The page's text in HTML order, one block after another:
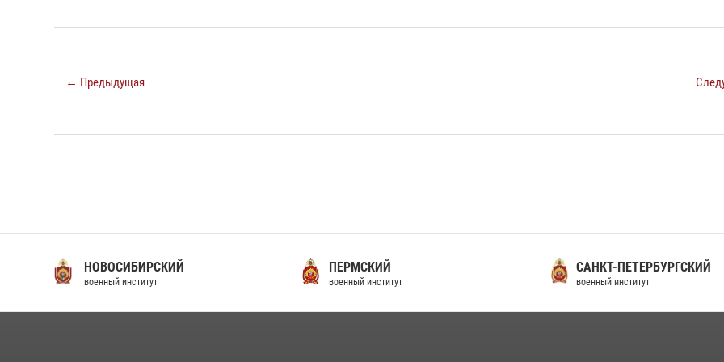
← Предыдущая
НОВОСИБИРСКИЙ
военный институт
ПЕРМСКИЙ
военный институт
САНКТ-ПЕТЕРБУРГСКИЙ
военный институт